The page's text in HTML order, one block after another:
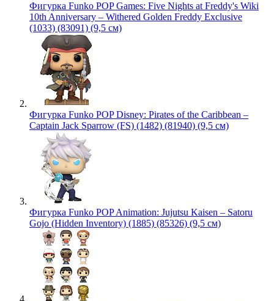
Фигурка Funko POP Games: Five Nights at Freddy's Wiki
10th Anniversary – Withered Golden Freddy Exclusive
(1033) (83091) (9,5 см)
Фигурка Funko POP Disney: Pirates of the Caribbean –
Captain Jack Sparrow (FS) (1482) (81940) (9,5 см)
Фигурка Funko POP Animation: Jujutsu Kaisen – Satoru
Gojo (Hidden Inventory) (1885) (85326) (9,5 см)